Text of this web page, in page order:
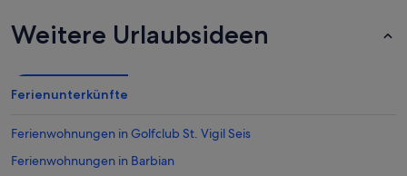
Weitere Urlaubsideen
Ferienunterkünfte
Ferienwohnungen in Golfclub St. Vigil Seis
Ferienwohnungen in Barbian